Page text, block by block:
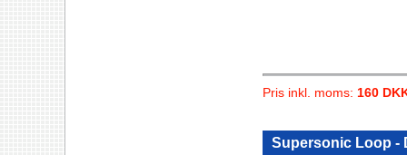
Pris inkl. moms: 160
Supersonic Loop -